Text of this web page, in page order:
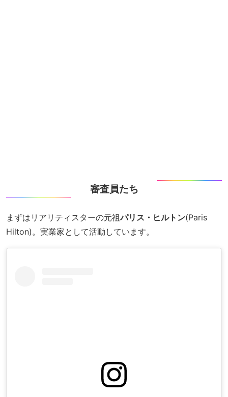
審査員たち
まずはリアリティスターの元祖パリス・ヒルトン(Paris
Hilton)。実業家として活動しています。